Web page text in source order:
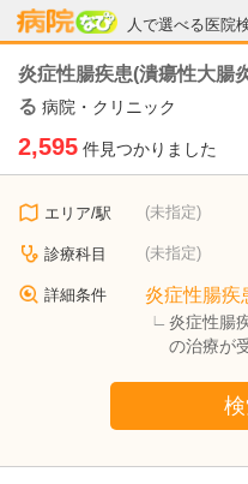
人で選べる医院
病院なび
炎症性腸疾患(潰瘍性大腸
る 病院・クリニック
2,595 件見つかりました
エリア/駅 (未指定)
診療科目 (未指定)
詳細条件 炎症性腸疾
炎症性腸
の治療が